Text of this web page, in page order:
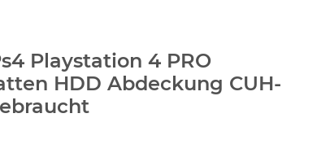
Playstation 4 PRO
HDD Abdeckung CUH-